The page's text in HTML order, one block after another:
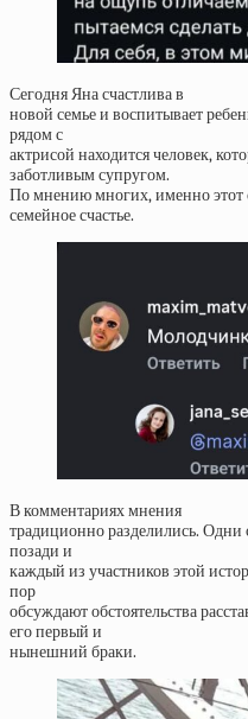
Сегодня Яна счастлива в
новой семье и воспитывает
рядом с
актрисой находится человек,
заботливым супругом.
По мнению многих, именно этот
семейное счастье.
В комментариях мнения
традиционно разделились. Одни
позади и
каждый из участников этой
пор
обсуждают обстоятельства
его первый и
нынешний браки.